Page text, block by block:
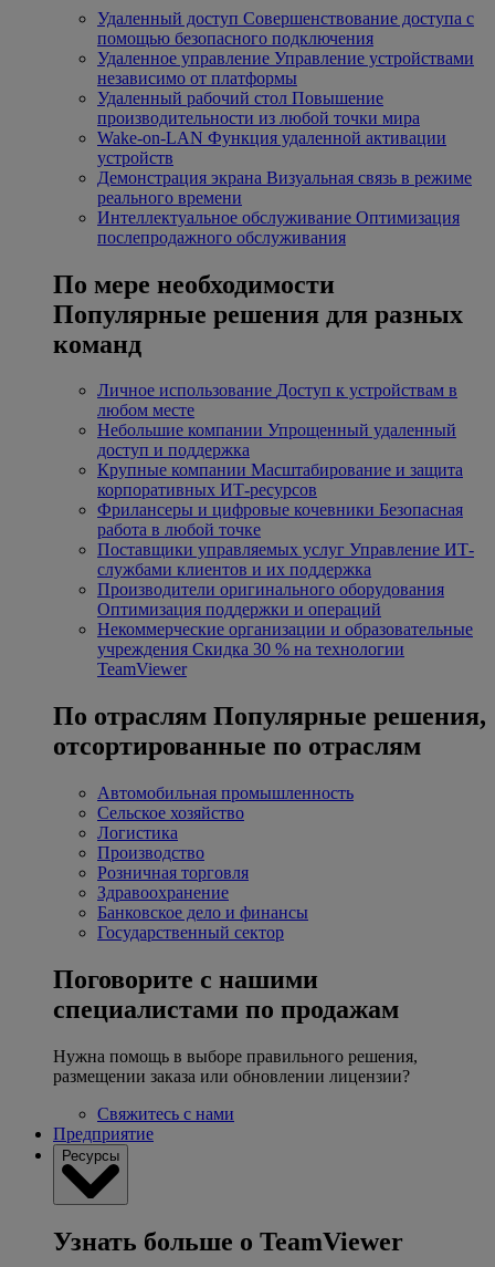
Удаленный доступ Совершенствование доступа с
помощью безопасного подключения
Удаленное управление Управление устройствами
независимо от платформы
Удаленный рабочий стол Повышение
производительности из любой точки мира
Wake-on-LAN Функция удаленной активации
устройств
Демонстрация экрана Визуальная связь в режиме
реального времени
Интеллектуальное обслуживание Оптимизация
послепродажного обслуживания
По мере необходимости
Популярные решения для разных
команд
Личное использование Доступ к устройствам в
любом месте
Небольшие компании Упрощенный удаленный
доступ и поддержка
Крупные компании Масштабирование и защита
корпоративных ИТ-ресурсов
Фрилансеры и цифровые кочевники Безопасная
работа в любой точке
Поставщики управляемых услуг Управление ИТ-
службами клиентов и их поддержка
Производители оригинального оборудования
Оптимизация поддержки и операций
Некоммерческие организации и образовательные
учреждения Скидка 30 % на технологии
TeamViewer
По отраслям Популярные решения,
отсортированные по отраслям
Автомобильная промышленность
Сельское хозяйство
Логистика
Производство
Розничная торговля
Здравоохранение
Банковское дело и финансы
Государственный сектор
Поговорите с нашими
специалистами по продажам
Нужна помощь в выборе правильного решения,
размещении заказа или обновлении лицензии?
Свяжитесь с нами
Предприятие
Ресурсы
Узнать больше о TeamViewer